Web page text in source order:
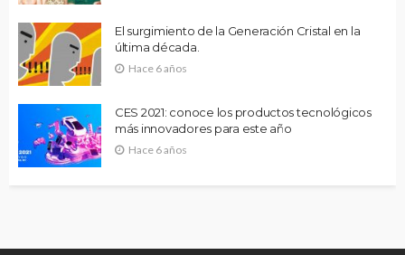
El surgimiento de la Generación Cristal en la
última década.
Hace 6 años
CES 2021: conoce los productos tecnológicos
más innovadores para este año
Hace 6 años